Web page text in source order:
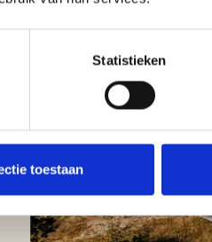
Statistieken
toestaan